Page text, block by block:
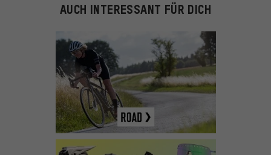
AUCH INTERESSANT FÜR DICH